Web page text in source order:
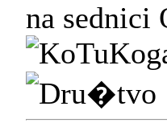
na sednici